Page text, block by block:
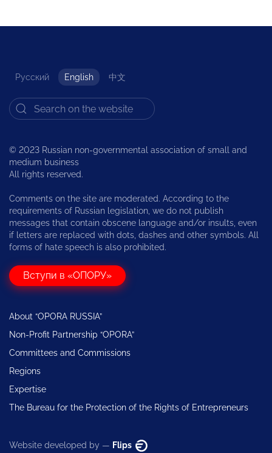
Русский English 中文
© 2023 Russian non-governmental association of small and
medium business
All rights reserved.
Comments on the site are moderated. According to the
requirements of Russian legislation, we do not publish
messages that contain obscene language and/or insults, even
if letters are replaced with dots, dashes and other symbols. All
forms of hate speech is also prohibited.
Вступи в «ОПОРУ»
About “OPORA RUSSIA”
Non-Profit Partnership “OPORA”
Committees and Commissions
Regions
Expertise
The Bureau for the Protection of the Rights of Entrepreneurs
Website developed by — Flips